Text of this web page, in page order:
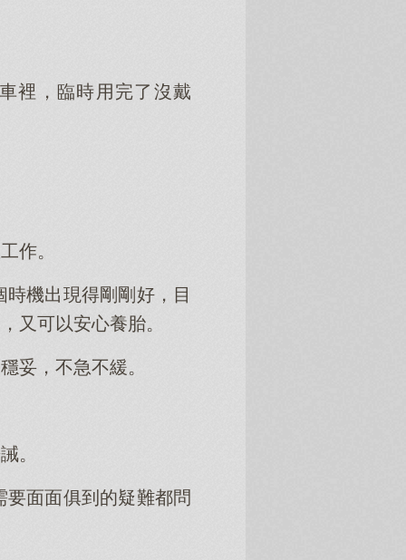
裡，臨時用完了沒戴
作。
機出現得剛剛好，目
又可以安心養胎。
妥，不急不緩。
。
面面俱到的疑難都問